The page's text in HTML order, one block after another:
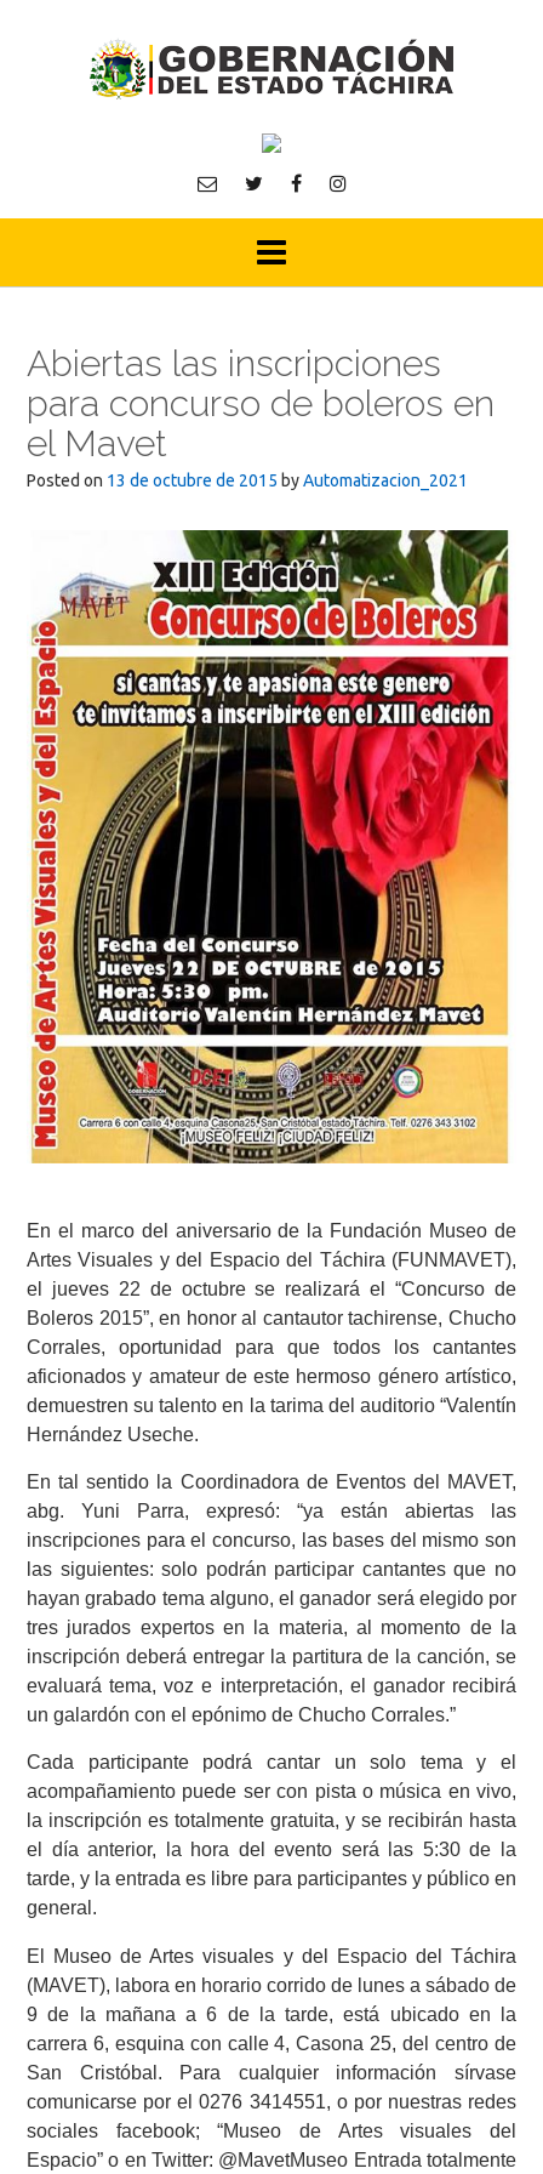
Abiertas las inscripciones
para concurso de boleros en
el Mavet
Posted on 13 de octubre de 2015 byAutomatizacion_2021
En el marco del aniversario de la Fundación Museo de
Artes Visuales y del Espacio del Táchira (FUNMAVET),
el jueves 22 de octubre se realizará el “Concurso de
Boleros 2015”, en honor al cantautor tachirense, Chucho
Corrales, oportunidad para que todos los cantantes
aficionados y amateur de este hermoso género artístico,
demuestren su talento en la tarima del auditorio “Valentín
Hernández Useche.
En tal sentido la Coordinadora de Eventos del MAVET,
abg. Yuni Parra, expresó: “ya están abiertas las
inscripciones para el concurso, las bases del mismo son
las siguientes: solo podrán participar cantantes que no
hayan grabado tema alguno, el ganador será elegido por
tres jurados expertos en la materia, al momento de la
inscripción deberá entregar la partitura de la canción, se
evaluará tema, voz e interpretación, el ganador recibirá
un galardón con el epónimo de Chucho Corrales.”
Cada participante podrá cantar un solo tema y el
acompañamiento puede ser con pista o música en vivo,
la inscripción es totalmente gratuita, y se recibirán hasta
el día anterior, la hora del evento será las 5:30 de la
tarde, y la entrada es libre para participantes y público en
general.
El Museo de Artes visuales y del Espacio del Táchira
(MAVET), labora en horario corrido de lunes a sábado de
9 de la mañana a 6 de la tarde, está ubicado en la
carrera 6, esquina con calle 4, Casona 25, del centro de
San Cristóbal. Para cualquier información sírvase
comunicarse por el 0276 3414551, o por nuestras redes
sociales facebook; “Museo de Artes visuales del
Espacio” o en Twitter: @MavetMuseo Entrada totalmente